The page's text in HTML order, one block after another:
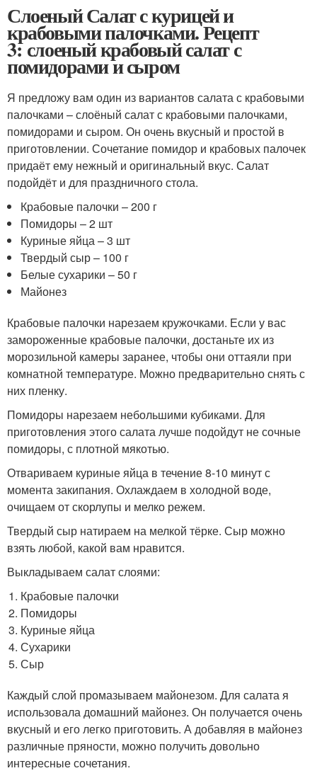
Слоеный Салат с курицей и
крабовыми палочками. Рецепт
3: слоеный крабовый салат с
помидорами и сыром
Я предложу вам один из вариантов салата с крабовыми
палочками – слоёный салат с крабовыми палочками,
помидорами и сыром. Он очень вкусный и простой в
приготовлении. Сочетание помидор и крабовых палочек
придаёт ему нежный и оригинальный вкус. Салат
подойдёт и для праздничного стола.
Крабовые палочки – 200 г
Помидоры – 2 шт
Куриные яйца – 3 шт
Твердый сыр – 100 г
Белые сухарики – 50 г
Майонез
Крабовые палочки нарезаем кружочками. Если у вас
замороженные крабовые палочки, достаньте их из
морозильной камеры заранее, чтобы они оттаяли при
комнатной температуре. Можно предварительно снять с
них пленку.
Помидоры нарезаем небольшими кубиками. Для
приготовления этого салата лучше подойдут не сочные
помидоры, с плотной мякотью.
Отвариваем куриные яйца в течение 8-10 минут с
момента закипания. Охлаждаем в холодной воде,
очищаем от скорлупы и мелко режем.
Твердый сыр натираем на мелкой тёрке. Сыр можно
взять любой, какой вам нравится.
Выкладываем салат слоями:
Крабовые палочки
Помидоры
Куриные яйца
Сухарики
Сыр
Каждый слой промазываем майонезом. Для салата я
использовала домашний майонез. Он получается очень
вкусный и его легко приготовить. А добавляя в майонез
различные пряности, можно получить довольно
интересные сочетания.